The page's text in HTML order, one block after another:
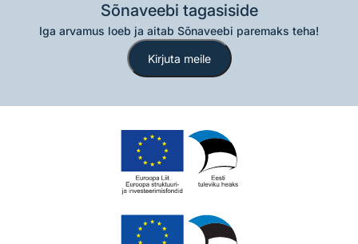
Sõnaveebi tagasiside
Iga arvamus loeb ja aitab Sõnaveebi paremaks teha!
Kirjuta meile